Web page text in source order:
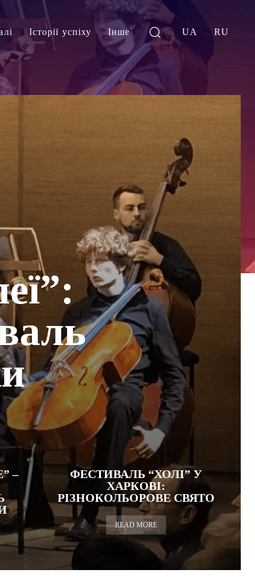
Історії успіху Інше UA RU
–
ФЕСТИВАЛЬ “ХОЛІ” У
ХАРКОВІ:
РІЗНОКОЛЬОРОВЕ СВЯТО
READ MORE